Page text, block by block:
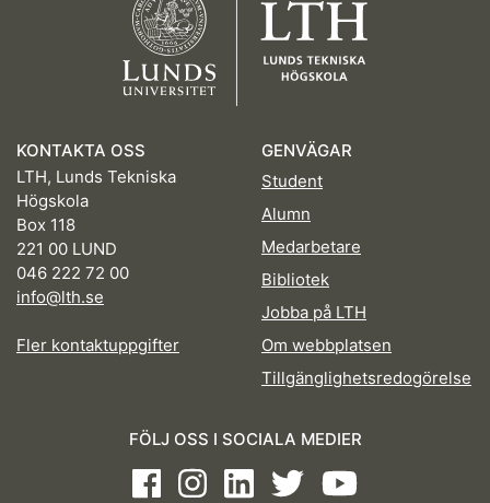
KONTAKTA OSS
LTH, Lunds Tekniska
Högskola
Box 118
221 00 LUND
046 222 72 00
info@lth.se
Fler kontaktuppgifter
GENVÄGAR
Student
Alumn
Medarbetare
Bibliotek
Jobba på LTH
Om webbplatsen
Tillgänglighetsredogörelse
FÖLJ OSS I SOCIALA MEDIER
FacebookInstagramLinkedInTwitterYoutube